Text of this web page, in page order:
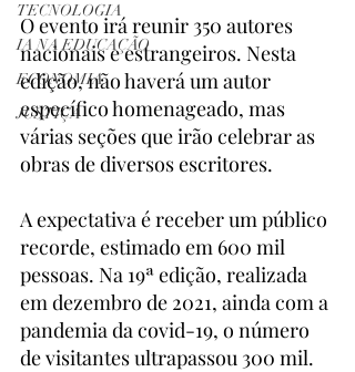
TECNOLOGIA
IA NA EDUCAÇÃO
ECONOMIA
JUSTIÇA
O evento irá reunir 350 autores
nacionais e estrangeiros. Nesta
edição, não haverá um autor
específico homenageado, mas
várias seções que irão celebrar as
obras de diversos escritores.
A expectativa é receber um público
recorde, estimado em 600 mil
pessoas. Na 19ª edição, realizada
em dezembro de 2021, ainda com a
pandemia da covid-19, o número
de visitantes ultrapassou 300 mil.